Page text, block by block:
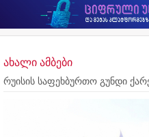
ახალი ამბები
რუისის საფეხბურთო გუნდი